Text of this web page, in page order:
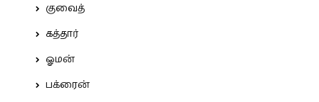
குவைத்
கத்தார்
ஓமன்
பக்ரைன்